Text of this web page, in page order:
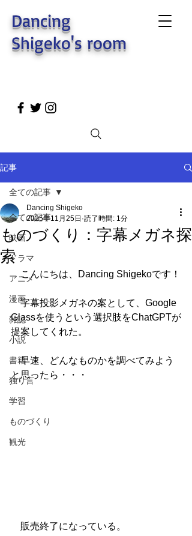
Dancing
Shigeko's room
記事
全ての記事
映画
ドラマ
アニメ
漫画
雑誌
小説
書籍
独り言
学習
ものづくり
観光
全ての記事
ものづくり：字幕メガネ探
索
Dancing Shigeko
2025年11月25日 読了時間: 1分
こんにちは、Dancing Shigekoです！
字幕投影メガネの案として、Google
Glassを使うという選択肢をChatGPTが
提案してくれた。
早速、どんなものかを調べてみよう
と思ったら・・・
販売終了になっている。